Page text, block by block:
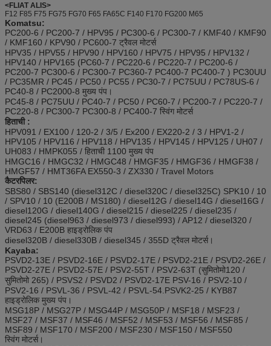
<FLIAT ALIS>
F12 F85 F75 FG75 FG70 F65 FA65C F140 F170 FG200 M65
Komatsu:
PC200-6 / PC200-7 / HPV95 / PC300-6 / PC300-7 / KMF40 / KMF90
/ KMF160 / KPV90 / PC600-7 ट्रैवल मोटर्स
HPV35 / HPV55 / HPV90 / HPV160 / HPV75 / HPV95 / HPV132 /
HPV140 / HPV165 (PC60-7 / PC220-6 / PC220-7 / PC200-6 /
PC200-7 PC300-6 / PC300-7 PC360-7 PC400-7 PC400-7 ) PC30UU
/ PC35MR / PC45 / PC50 / PC55 / PC30-7 / PC75UU / PC78US-6 /
PC40-8 / PC2000-8 मुख्य पंप।
PC45-8 / PC75UU / PC40-7 / PC50 / PC60-7 / PC200-7 / PC220-7 /
PC220-8 / PC300-7 PC300-8 / PC400-7 स्विंग मोटर्स
हिताची :
HPV091 / EX100 / 120-2 / 3/5 / Ex200 / EX220-2 / 3 / HPV1-2 /
HPV105 / HPV116 / HPV118 / HPV135 / HPV145 / HPV125 / UH07 /
UH083 / HMPK055 / हिताची 1100 मुख्य पंप
HMGC16 / HMGC32 / HMGC48 / HMGF35 / HMGF36 / HMGF38 /
HMGF57 / HMT36FA EX550-3 / ZX330 / Travel Motors
कैटरपिलर:
SBS80 / SBS140 (diesel312C / diesel320C / diesel325C) SPK10 / 10
/ SPV10 / 10 (E200B / MS180) / diesel12G / diesel14G / diesel16G /
diesel120G / diesel140G / diesel215 / diesel225 / diesel235 /
diesel245 (diesel963 / diesel973 / diesel993) / AP12 / diesel320 /
VRD63 / E200B हाइड्रोलिक पंप
diesel320B / diesel330B / diesel345 / 355D ट्रैवल मोटर्स।
Kayaba:
PSVD2-13E / PSVD2-16E / PSVD2-17E / PSVD2-21E / PSVD2-26E /
PSVD2-27E / PSVD2-57E / PSV2-55T / PSV2-63T (सुमितोमो120 /
सुमितोमो 265) / PSVS2 / PSVD2 / PSVD2-17E PSV-16 / PSV2-10 /
PSV2-16 / PSVL-36 / PSVL-42 / PSVL-54.PSVK2-25 / KYB87
हाइड्रोलिक मुख्य पंप।
MSG18P / MSG27P / MSG44P / MSG50P / MSF18 / MSF23 /
MSF27 / MSF37 / MSF46 / MSF52 / MSF53 / MSF56 / MSF85 /
MSF89 / MSF170 / MSF200 / MSF230 / MSF150 / MSF550
स्विंग मोटर्स।